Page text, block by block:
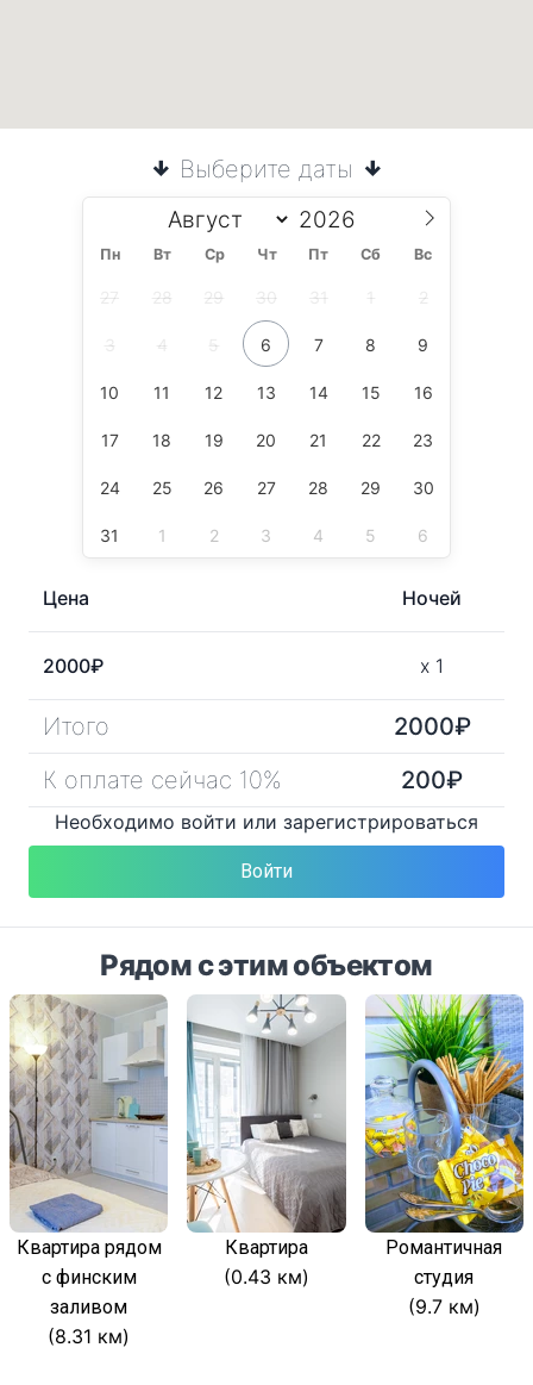
Выберите даты
Пн Вт Ср Чт Пт Сб Вс
27 28 29 30 31 1 2
3 4 5 6 7 8 9
10 11 12 13 14 15 16
17 18 19 20 21 22 23
24 25 26 27 28 29 30
31 1 2 3 4 5 6
Цена Ночей
2000₽ x 1
Итого 2000₽
К оплате сейчас 10%
200₽
Необходимо войти или зарегистрироваться
Войти
Рядом с этим объектом
Квартира рядом
с финским
заливом
(8.31 км)
Квартира
(0.43 км)
Романтичная
студия
(9.7 км)